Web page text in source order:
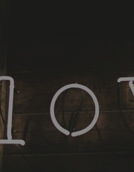
CONTACTO